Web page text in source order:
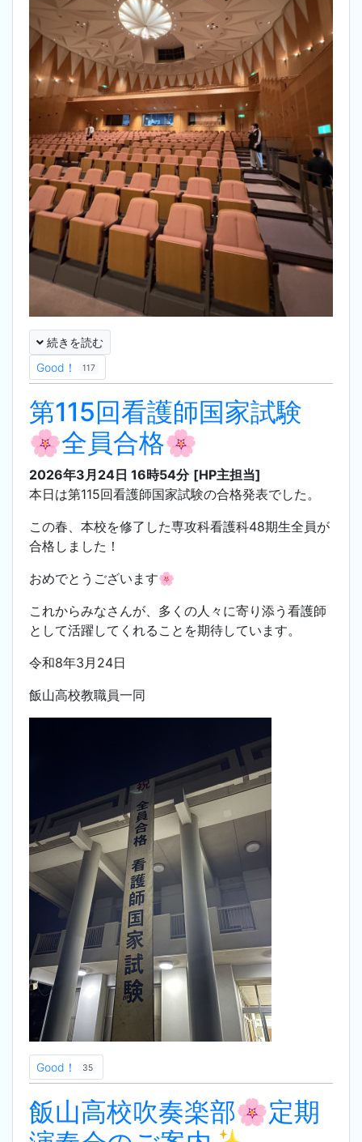
続きを読む
Good！
117
第115回看護師国家試験
🌸全員合格🌸
2026年3月24日 16時54分 [HP主担当]
本日は第115回看護師国家試験の合格発表でした。
この春、本校を修了した専攻科看護科48期生全員が
合格しました！
おめでとうございます🌸
これからみなさんが、多くの人々に寄り添う看護師
として活躍してくれることを期待しています。
令和8年3月24日
飯山高校教職員一同
Good！ 35
飯山高校吹奏楽部🌸定期